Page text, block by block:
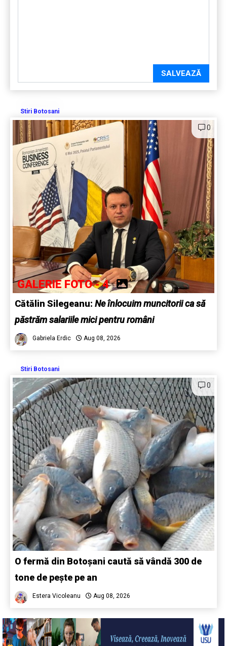
SALVEAZĂ
Stiri Botosani
0
GALERIE FOTO - 4
Cătălin Silegeanu: Ne înlocuim muncitorii ca să
păstrăm salariile mici pentru români
Gabriela Erdic Aug 08, 2026
Stiri Botosani
0
O fermă din Botoșani caută să vândă 300 de
tone de pește pe an
Estera Vicoleanu Aug 08, 2026